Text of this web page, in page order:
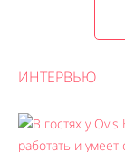
ИНТЕРВЬЮ